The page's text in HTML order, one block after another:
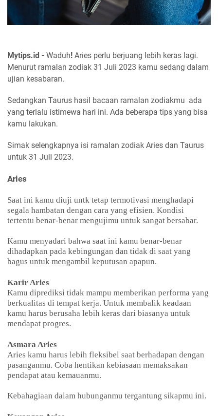
Mytips.id - Waduh! Aries perlu berjuang lebih keras lagi.
Menurut ramalan zodiak 31 Juli 2023 kamu sedang dalam
ujian kesabaran.
Sedangkan Taurus hasil bacaan ramalan zodiakmu ada
yang terlalu istimewa hari ini. Ada beberapa tips yang bisa
kamu lakukan.
Simak selengkapnya isi ramalan zodiak Aries dan Taurus
untuk 31 Juli 2023.
Aries
Saat ini kamu diuji untk tetap termotivasi menghadapi
segala hambatan dengan cara yang efisien. Kondisi
tertentu benar-benar mengujimu untuk sangat bersabar.
Kamu menyadari bahwa saat ini kamu benar-benar
dihadapkan pada kebingungan dan tidak di saat yang
bagus untuk mengambil keputusan apapun.
Karir Aries
Kamu diprediksi tidak mampu memberikan performa yang
berkualitas di tempat kerja. Untuk membalik keadaan
kamu harus berusaha lebih keras dari biasanya untuk
mendapat progres.
Asmara Aries
Aries kamu harus lebih fleksibel saat berhadapan dengan
pasanganmu. Coba hentikan kebiasaan memaksakan
pendapat atau kemauanmu.
Kebahagiaan dalam hubunganmu tergantung sikapmu ini.